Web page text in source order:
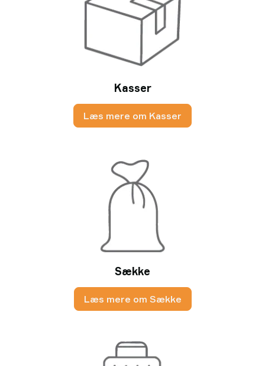
Kasser
Læs mere om Kasser
Sække
Læs mere om Sække